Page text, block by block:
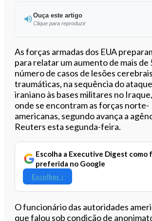
Ouça este artigo
Clique para reproduzir
Ouvir este artigo
As forças armadas dos EUA
para relatar um aumento de mais de
número de casos de lesões cerebrais
traumáticas, na sequência do ataque
iraniano às bases militares no
onde se encontram as forças norte-
americanas, segundo avança a
Reuters esta segunda-feira.
Escolha a Executive Digest como
preferida no Google
Escolher ›
O funcionário das autoridades
que falou sob condição de